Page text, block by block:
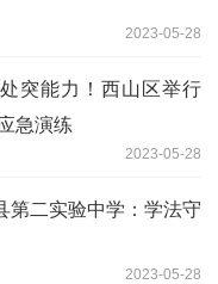
2023-05-28
突能力！西山区举行
急演练
2023-05-28
第二实验中学：学法守
2023-05-28